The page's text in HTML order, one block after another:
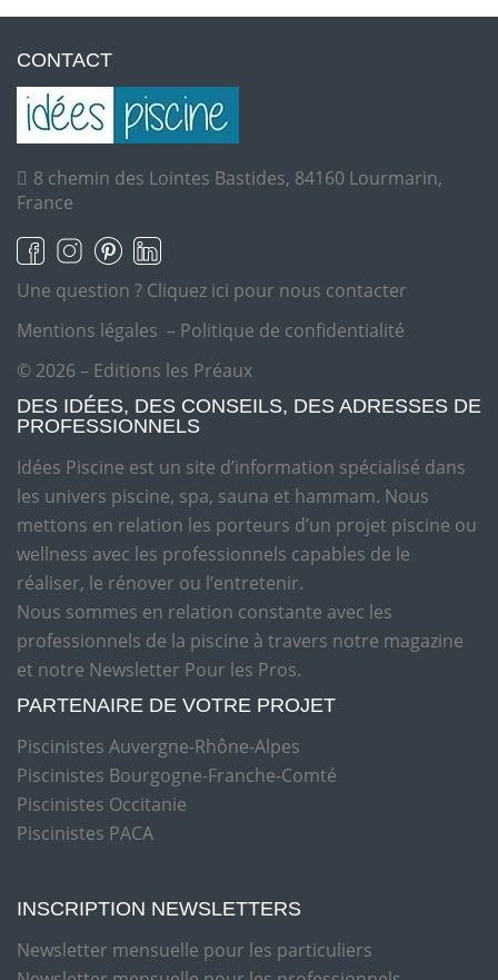
CONTACT
8 chemin des Lointes Bastides, 84160 Lourmarin,
France
Une question ? Cliquez ici pour nous contacter
Mentions légales – Politique de confidentialité
© 2026 – Editions les Préaux
DES IDÉES, DES CONSEILS, DES ADRESSES DE
PROFESSIONNELS
Idées Piscine est un site d’information spécialisé dans
les univers piscine, spa, sauna et hammam. Nous
mettons en relation les porteurs d’un projet piscine ou
wellness avec les professionnels capables de le
réaliser, le rénover ou l’entretenir.
Nous sommes en relation constante avec les
professionnels de la piscine à travers notre magazine
et notre Newsletter Pour les Pros.
PARTENAIRE DE VOTRE PROJET
Piscinistes Auvergne-Rhône-Alpes
Piscinistes Bourgogne-Franche-Comté
Piscinistes Occitanie
Piscinistes PACA
INSCRIPTION NEWSLETTERS
Newsletter mensuelle pour les particuliers